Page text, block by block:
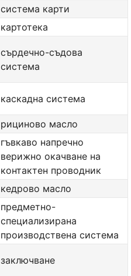
система карти
картотека
сърдечно-съдова
система
каскадна система
рициново масло
гъвкаво напречно
верижно окачване на
контактен проводник
кедрово масло
предметно-
специализирана
производствена система
заключване